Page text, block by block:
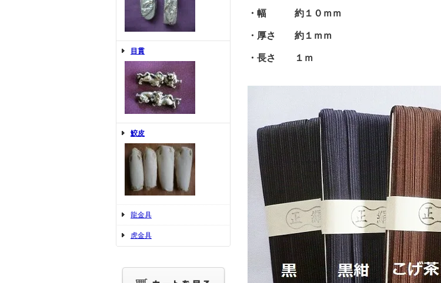
目貫
鮫皮
龍金具
虎金具
・幅 約１０ｍｍ
・厚さ 約１ｍｍ
・長さ １ｍ